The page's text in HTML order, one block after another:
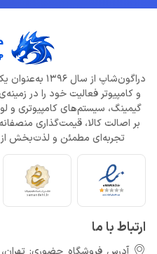
دراگون‌شاپ از
و کامپیوتر فعالیت خود را در
گیمینگ، سیستم‌های کامپیوتری و
بر اصالت کالا، قیمت‌گذاری
تجربه‌ای مطمئن و لذت‌بخش از
ارتباط با ما